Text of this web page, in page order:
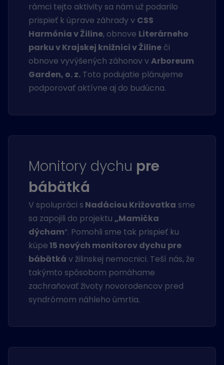
rámci tejto aktivity sa nám už podarilo
prispieť k úprave záhrady v CSS
Harmónia v Žiline, obnove Literárneho
parku v Krajskej knižnici v Žiline či
obnove vyvýšených záhonov vArboreum
Garden, o. z. Toto podujatie plánujeme
podporovať aktívne aj do budúcna.
Monitory dychu pre
bábätká
V spolupráci s Nadáciou Križovatka sme
sa zapojili do projektu „Mamička
dýcham“. Pomohli sme tak prispieť ku
kúpe15 nových monitorov dychu pre
bábätká v žilinskej nemocnici. Teší nás, že
takýmto spôsobom pomáhame
zachraňovať životy novorodencov pred
syndrómom náhleho úmrtia.